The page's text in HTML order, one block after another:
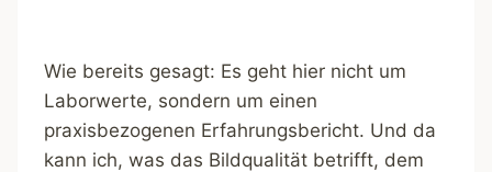
Wie bereits gesagt: Es geht hier nicht um
Laborwerte, sondern um einen
praxisbezogenen Erfahrungsbericht. Und da
kann ich, was das Bildqualität betrifft, dem